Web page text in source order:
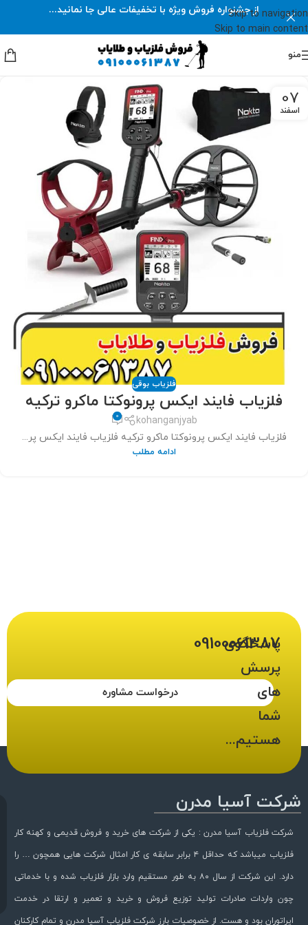
Skip to navigation
Skip to main content
از جشنواره فروش ویژه با تخفیفات عالی جا نمانید...
منو
07
اسفند
فلزیاب بوقی
فلزیاب فایند ایکس پرونوکتا ماکرو ترکیه
kohanganjyab
0
فلزیاب فایند ایکس پرونوکتا ماکرو ترکیه فلزیاب فایند ایکس پر...
ادامه مطلب
درخواست مشاوره
پاسخگوی
پرسش
های
شما
هستیم...
09100061387
شرکت آسیا مدرن
شرکت فلزیاب آسیا مدرن : یکی از شرکت های خرید و فروش قدیمی و کهنه کار
فلزیاب میباشد که حداقل ۴ برابر سابقه ی کار امثال شرکت هایی همچون … را
دارد. این شرکت از سال ۸۰ به طور مستقیم وارد بازار فلزیاب شده و با خدماتی
چون واردات صادرات تولید توزیع فروش و خرید و تعمیر و ارتقا در خدمت
اپراتوران بود و هست. از خصوصیات بارز شرکت فلزیاب آسیا مدرن و تمام کارکنان